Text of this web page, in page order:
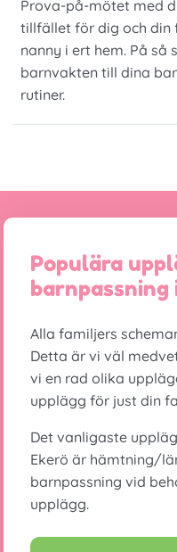
Prova-på-mötet med
tillfället för dig och din
nanny i ert hem. På så
barnvakten till dina
rutiner.
Populära
barnpassning
Alla familjers
Detta är vi väl
vi en rad olika
upplägg för just din
Det vanligaste
Ekerö är hämtning/
barnpassning vid
upplägg.